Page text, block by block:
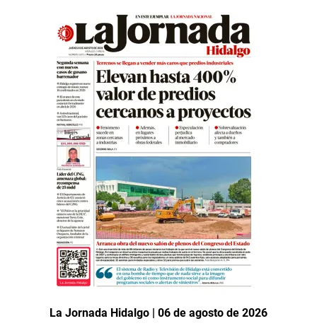
La Jornada Hidalgo | 06 de agosto de 2026